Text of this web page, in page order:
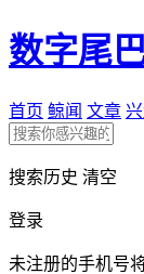
数字尾
首页 鲸闻 文章
搜索历史 清空
登录
未注册的手机号